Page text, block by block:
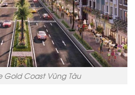
Gold Coast Vũng Tàu